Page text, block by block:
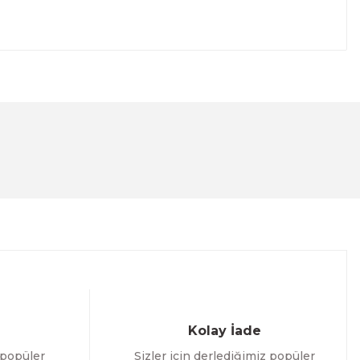
Kolay İade
Sizler için derlediğimiz popüler